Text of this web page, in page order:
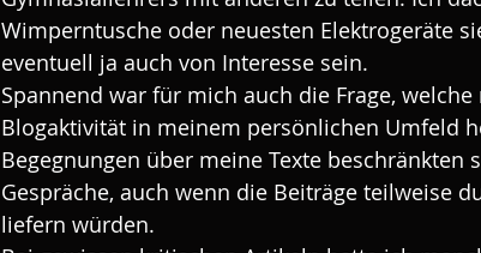
Wimperntusche oder neuesten Elektrogeräte
eventuell ja auch von Interesse sein.
Spannend war für mich auch die Frage,
Blogaktivität in meinem persönlichen Umfeld
Begegnungen über meine Texte
Gespräche, auch wenn die Beiträge teilweise
liefern würden.